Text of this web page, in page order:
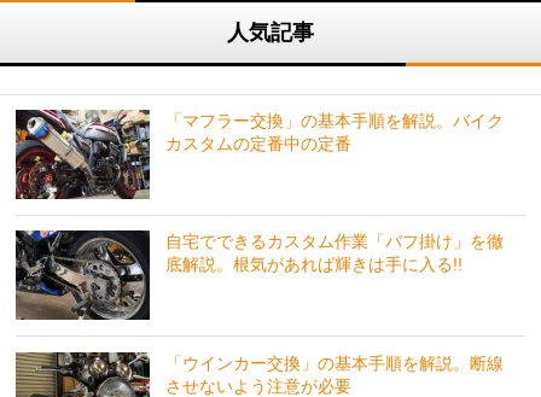
人気記事
「マフラー交換」の基本手順を解説。バイク
カスタムの定番中の定番
自宅でできるカスタム作業「バフ掛け」を徹
底解説。根気があれば輝きは手に入る!!
「ウインカー交換」の基本手順を解説。断線
させないよう注意が必要